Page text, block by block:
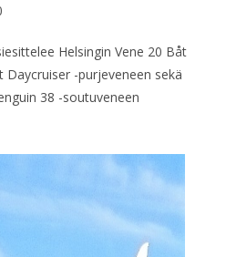
Helsingin Vene 20 Båt
-purjeveneen sekä
38 -soutuveneen